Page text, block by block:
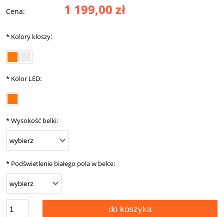
Cena: 1 199,00 zł
* Kolory kloszy:
* Kolor LED:
*Wysokość belki:
* Podświetlenie białego pola w belce:
do koszyka